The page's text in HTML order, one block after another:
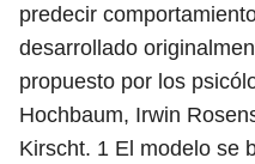
predecir
desarrollado
propuesto por los
Hochbaum, Irwin
Kirscht. 1 El modelo se